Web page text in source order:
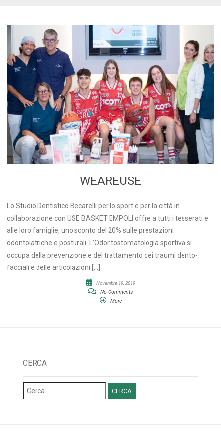
WEAREUSE
Lo Studio Dentistico Becarelli per lo sport e per la città in
collaborazione con USE BASKET EMPOLI offre a tutti i tesserati e
alle loro famiglie, uno sconto del 20% sulle prestazioni
odontoiatriche e posturali. L’Odontostomatologia sportiva si
occupa della prevenzione e del trattamento dei traumi dento-
facciali e delle articolazioni […]
Novembre 19, 2019
No Comments
More
CERCA
Ricerca
per: